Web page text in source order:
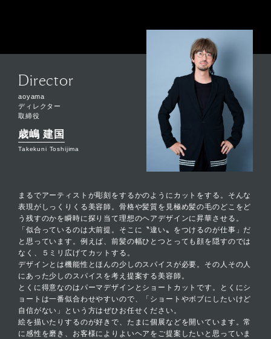
Director
aoyama
ディレクター
取締役
歳嶋 建国
Takekuni Toshijima
まるでアーティストが彫刻をするかのようにカットをする。そんな
表現がしっくりくる美容師。骨格や髪質を見極め髪の毛のどこをど
う残すのかを瞬時に探り当て理想のヘアデザインに昇華させる。
「似合っているのは大前提。そこに〝違い〟をつけるのが仕事」だ
と思っています。例えば、前髪の幅ひとつとっても顔を隠すのでは
なく、５ミリ広げてカットする。
デザインとは機能性とほんの少しのスパイスが必要。その人その人
にあった少しのスパイスを考え提案する美容師。
とくに得意なのはパーマデザインとショートカットです。とくにシ
ョートは一番似合わせやすいので、「ショートやボブにしたいけど
自信がない」という方はぜひお任せください。
絵を描いたりするのが好きで、たまに個展などを開いています。常
に感性を磨き、お客様によりよいヘアをご提案したいと思っていま